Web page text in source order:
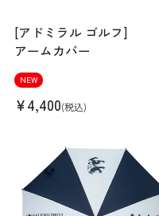
[アドミラル ゴルフ]
アームカバー
NEW
¥4,400 税込